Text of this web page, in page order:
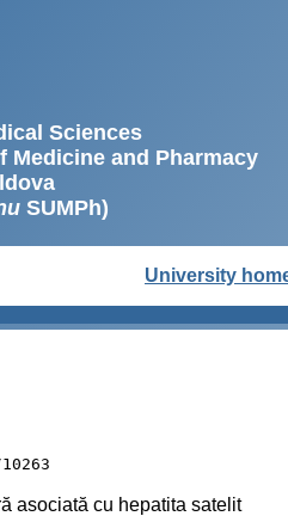
Sciences
Medicine and Pharmacy
SUMPh)
University
asociată cu hepatita satelit